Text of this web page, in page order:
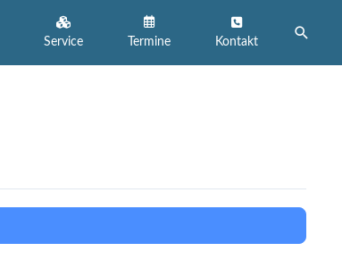
Service Termine Kontakt